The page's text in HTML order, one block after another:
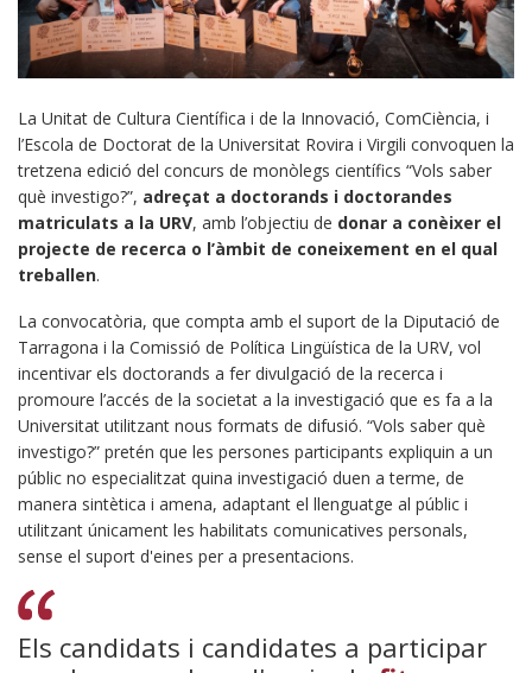
La Unitat de Cultura Científica i de la Innovació, ComCiència, i
l’Escola de Doctorat de la Universitat Rovira i Virgili convoquen la
tretzena edició del concurs de monòlegs científics “Vols saber
què investigo?”, adreçat a doctorands i doctorandes
matriculats a la URV, amb l’objectiu de donar a conèixer el
projecte de recerca o l’àmbit de coneixement en el qual
treballen.
La convocatòria, que compta amb el suport de la Diputació de
Tarragona i la Comissió de Política Lingüística de la URV, vol
incentivar els doctorands a fer divulgació de la recerca i
promoure l’accés de la societat a la investigació que es fa a la
Universitat utilitzant nous formats de difusió. “Vols saber què
investigo?” pretén que les persones participants expliquin a un
públic no especialitzat quina investigació duen a terme, de
manera sintètica i amena, adaptant el llenguatge al públic i
utilitzant únicament les habilitats comunicatives personals,
sense el suport d'eines per a presentacions.
Els candidats i candidates a participar